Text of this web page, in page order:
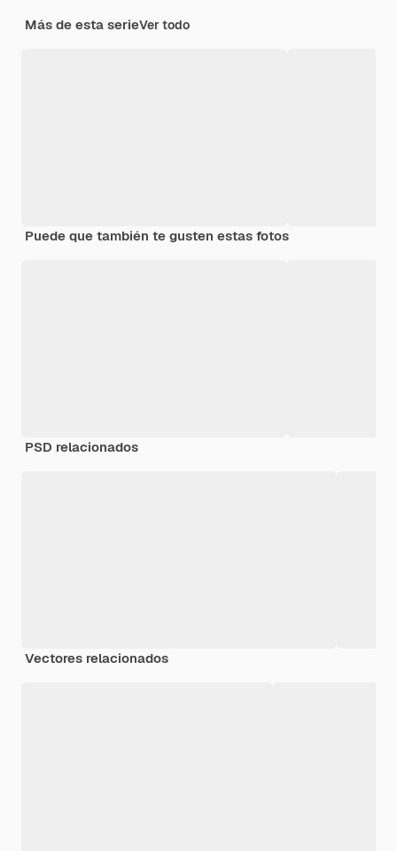
Más de esta serieVer todo
Puede que también te gusten estas fotos
PSD relacionados
Vectores relacionados